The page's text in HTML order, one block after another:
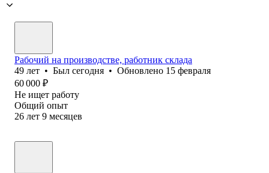
Рабочий на производстве, работник склада
49 лет • Был сегодня • Обновлено 15 февраля
60 000 ₽
Не ищет работу
Общий опыт
26 лет 9 месяцев